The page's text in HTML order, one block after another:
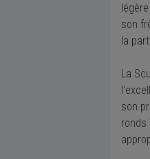
son
la
La
son
ronds